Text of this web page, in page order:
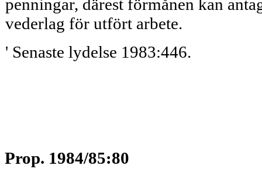
penningar, därest förmånen kan
vederlag för utfört arbete.
' Senaste lydelse 1983:446.
Prop. 1984/85:80